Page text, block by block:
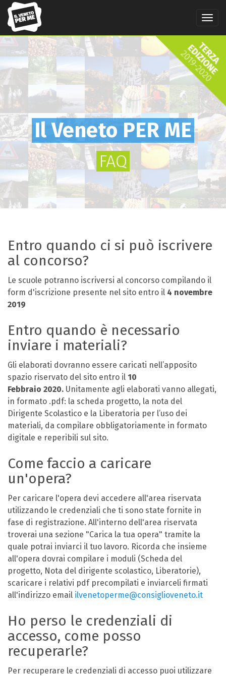
Salta
contenuto
principale
Il Veneto PER ME
FAQ
Entro quando ci si può iscrivere
al concorso?
Le scuole potranno iscriversi al concorso compilando il
form d'iscrizione presente nel sito entro il 4 novembre
2019
Entro quando è necessario
inviare i materiali?
Gli elaborati dovranno essere caricati nell’apposito
spazio riservato del sito entro il 10
Febbraio 2020. Unitamente agli elaborati vanno allegati,
in formato .pdf: la scheda progetto, la nota del
Dirigente Scolastico e la Liberatoria per l’uso dei
materiali, da compilare obbligatoriamente in formato
digitale e reperibili sul sito.
Come faccio a caricare
un'opera?
Per caricare l'opera devi accedere all'area riservata
utilizzando le credenziali che ti sono state fornite in
fase di registrazione. All'interno dell'area riservata
troverai una sezione "Carica la tua opera" tramite la
quale potrai inviarci il tuo lavoro. Ricorda che insieme
all'opera dovrai compilare i moduli (Scheda del
progetto, Nota del dirigente scolastico, Liberatorie),
scaricare i relativi pdf precompilati e inviarceli firmati
all'indirizzo email ilvenetoperme@consiglioveneto.it
Ho perso le credenziali di
accesso, come posso
recuperarle?
Per recuperare le credenziali di accesso puoi utilizzare